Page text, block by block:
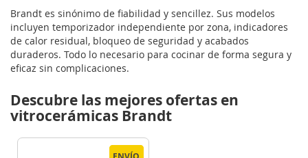
Brandt es sinónimo de fiabilidad y sencillez. Sus modelos
incluyen temporizador independiente por zona, indicadores
de calor residual, bloqueo de seguridad y acabados
duraderos. Todo lo necesario para cocinar de forma segura y
eficaz sin complicaciones.
Descubre las mejores ofertas en
vitrocerámicas Brandt